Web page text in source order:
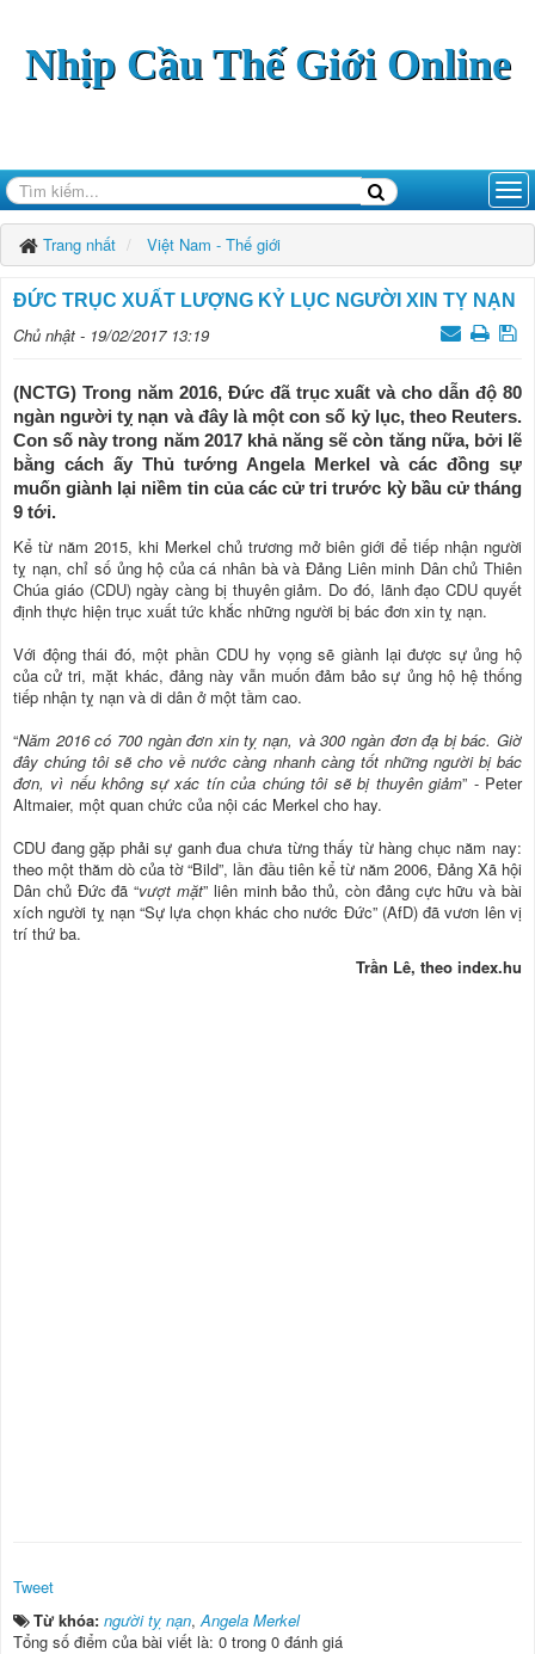
Nhịp Cầu Thế Giới Online
Trang nhất Việt Nam - Thế giới
ĐỨC TRỤC XUẤT LƯỢNG KỶ LỤC NGƯỜI XIN TỴ NẠN
Chủ nhật - 19/02/2017 13:19
(NCTG) Trong năm 2016, Đức đã trục xuất và cho dẫn độ 80
ngàn người tỵ nạn và đây là một con số kỷ lục, theo Reuters.
Con số này trong năm 2017 khả năng sẽ còn tăng nữa, bởi lẽ
bằng cách ấy Thủ tướng Angela Merkel và các đồng sự
muốn giành lại niềm tin của các cử tri trước kỳ bầu cử tháng
9 tới.
Kể từ năm 2015, khi Merkel chủ trương mở biên giới để tiếp nhận người
tỵ nạn, chỉ số ủng hộ của cá nhân bà và Đảng Liên minh Dân chủ Thiên
Chúa giáo (CDU) ngày càng bị thuyên giảm. Do đó, lãnh đạo CDU quyết
định thực hiện trục xuất tức khắc những người bị bác đơn xin tỵ nạn.
Với động thái đó, một phần CDU hy vọng sẽ giành lại được sự ủng hộ
của cử tri, mặt khác, đảng này vẫn muốn đảm bảo sự ủng hộ hệ thống
tiếp nhận tỵ nạn và di dân ở một tầm cao.
“Năm 2016 có 700 ngàn đơn xin tỵ nạn, và 300 ngàn đơn đạ bị bác. Giờ
đây chúng tôi sẽ cho về nước càng nhanh càng tốt những người bị bác
đơn, vì nếu không sự xác tín của chúng tôi sẽ bị thuyên giảm” - Peter
Altmaier, một quan chức của nội các Merkel cho hay.
CDU đang gặp phải sự ganh đua chưa từng thấy từ hàng chục năm nay:
theo một thăm dò của tờ “Bild”, lần đầu tiên kể từ năm 2006, Đảng Xã hội
Dân chủ Đức đã “vượt mặt” liên minh bảo thủ, còn đảng cực hữu và bài
xích người tỵ nạn “Sự lựa chọn khác cho nước Đức” (AfD) đã vươn lên vị
trí thứ ba.
Trần Lê, theo index.hu
Tweet
Từ khóa: người tỵ nạn,Angela Merkel
Tổng số điểm của bài viết là: 0 trong 0 đánh giá